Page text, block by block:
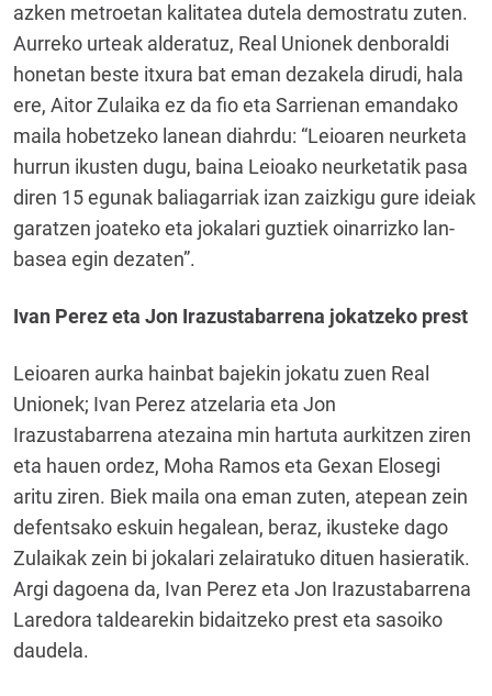
azken metroetan kalitatea dutela demostratu zuten.
Aurreko urteak alderatuz, Real Unionek denboraldi
honetan beste itxura bat eman dezakela dirudi, hala
ere, Aitor Zulaika ez da fio eta Sarrienan emandako
maila hobetzeko lanean diahrdu: “Leioaren neurketa
hurrun ikusten dugu, baina Leioako neurketatik pasa
diren 15 egunak baliagarriak izan zaizkigu gure ideiak
garatzen joateko eta jokalari guztiek oinarrizko lan-
basea egin dezaten”.
Ivan Perez eta Jon Irazustabarrena jokatzeko prest
Leioaren aurka hainbat bajekin jokatu zuen Real
Unionek; Ivan Perez atzelaria eta Jon
Irazustabarrena atezaina min hartuta aurkitzen ziren
eta hauen ordez, Moha Ramos eta Gexan Elosegi
aritu ziren. Biek maila ona eman zuten, atepean zein
defentsako eskuin hegalean, beraz, ikusteke dago
Zulaikak zein bi jokalari zelairatuko dituen hasieratik.
Argi dagoena da, Ivan Perez eta Jon Irazustabarrena
Laredora taldearekin bidaitzeko prest eta sasoiko
daudela.